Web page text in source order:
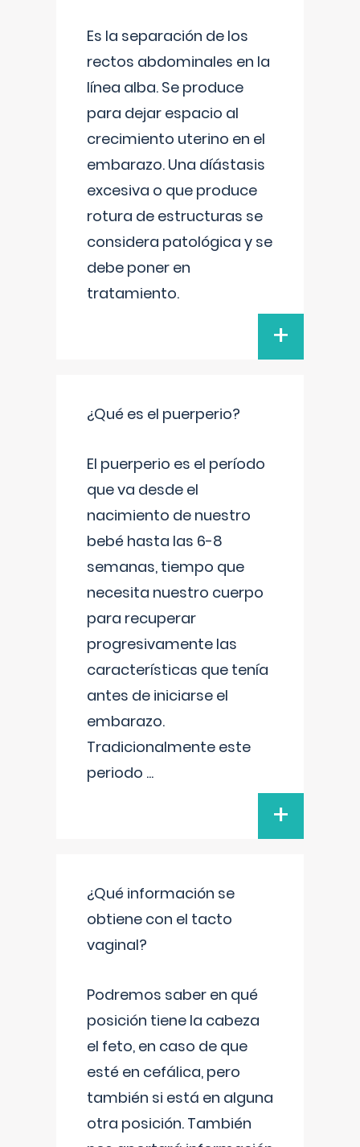
Es la separación de los
rectos abdominales en la
línea alba. Se produce
para dejar espacio al
crecimiento uterino en el
embarazo. Una díástasis
excesiva o que produce
rotura de estructuras se
considera patológica y se
debe poner en
tratamiento.
+
¿Qué es el puerperio?
El puerperio es el período
que va desde el
nacimiento de nuestro
bebé hasta las 6-8
semanas, tiempo que
necesita nuestro cuerpo
para recuperar
progresivamente las
características que tenía
antes de iniciarse el
embarazo.
Tradicionalmente este
periodo ...
+
¿Qué información se
obtiene con el tacto
vaginal?
Podremos saber en qué
posición tiene la cabeza
el feto, en caso de que
esté en cefálica, pero
también si está en alguna
otra posición. También